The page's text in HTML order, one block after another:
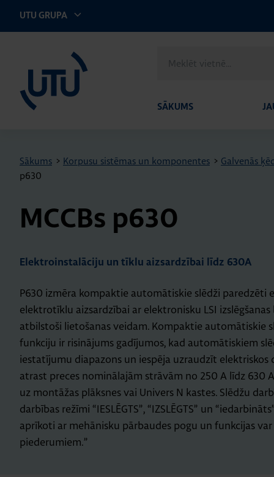
UTU GRUPA
vietnē
SĀKUMS
Sākums > Korpusu sistēmas un komponentes > Galvenās
p630
MCCBs p630
Elektroinstalāciju un tīklu aizsardzībai līdz 630A
P630 izmēra kompaktie automātiskie slēdži paredzēti
elektrotīklu aizsardzībai ar elektronisku LSI
atbilstoši lietošanas veidam. Kompaktie automātiskie
funkciju ir risinājums gadījumos, kad automātiskiem
iestatījumu diapazons un iespēja uzraudzīt elektriskos
atrast preces nominālajām strāvām no 250 A līdz 630
uz montāžas plāksnes vai Univers N kastes. Slēdžu
darbības režīmi “IESLĒGTS”, “IZSLĒGTS” un
aprīkoti ar mehānisku pārbaudes pogu un funkcijas
piederumiem.”